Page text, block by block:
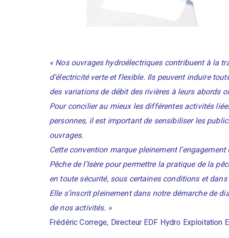
« Nos ouvrages hydroélectriques contribuent à la
d’électricité verte et flexible. Ils peuvent induire
des variations de débit des rivières à leurs abords
Pour concilier au mieux les différentes activités
personnes, il est important de sensibiliser les
ouvrages.
Cette convention marque pleinement
Pêche de l’Isère pour permettre la pratique de la
en toute sécurité, sous certaines conditions et
Elle s’inscrit pleinement dans notre démarche de
de nos activités. »
Frédéric Correge, Directeur EDF Hydro Exploitation